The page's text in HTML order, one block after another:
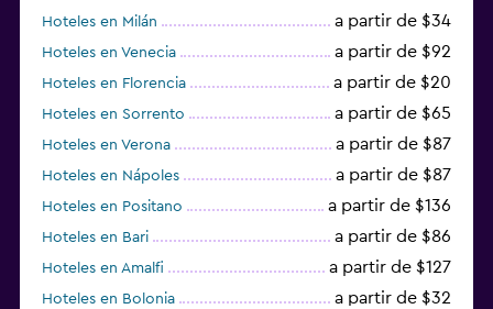
Hoteles en Milán a partir de $34
Hoteles en Venecia a partir de $92
Hoteles en Florencia a partir de $20
Hoteles en Sorrento a partir de $65
Hoteles en Verona a partir de $87
Hoteles en Nápoles a partir de $87
Hoteles en Positano a partir de $136
Hoteles en Bari a partir de $86
Hoteles en Amalfi a partir de $127
Hoteles en Bolonia a partir de $32